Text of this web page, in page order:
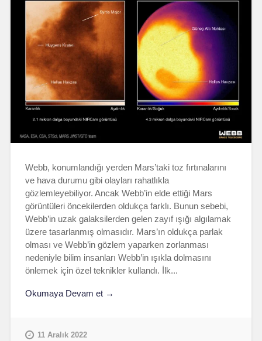
Webb, konumlandığı yerden Mars’taki toz fırtınalarını
ve hava durumu gibi olayları rahatlıkla
gözlemleyebiliyor. Ancak Webb’in elde ettiği Mars
görüntüleri öncekilerden oldukça farklı. Bunun sebebi,
Webb’in uzak galaksilerden gelen zayıf ışığı algılamak
üzere tasarlanmış olmasıdır. Mars’ın oldukça parlak
olması ve Webb’in gözlem yaparken zorlanması
nedeniyle bilim insanları Webb’in ışıkla dolmasını
önlemek için özel teknikler kullandı. İlk...
Okumaya Devam et →
11 Aralık 2022